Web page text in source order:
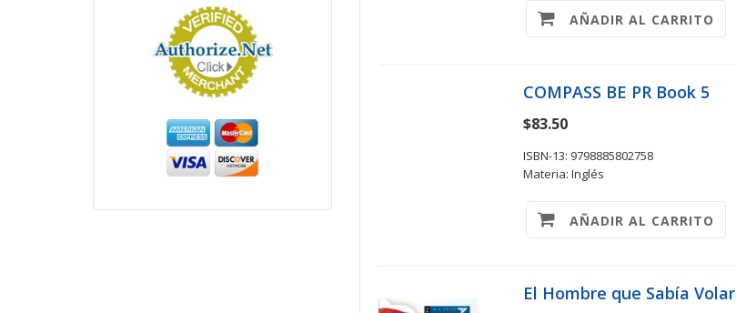
AÑADIR AL CARRITO
COMPASS BE PR Book 5
$83.50
ISBN-13: 9798885802758
Materia: Inglés
AÑADIR AL CARRITO
El Hombre que Sabía Volar